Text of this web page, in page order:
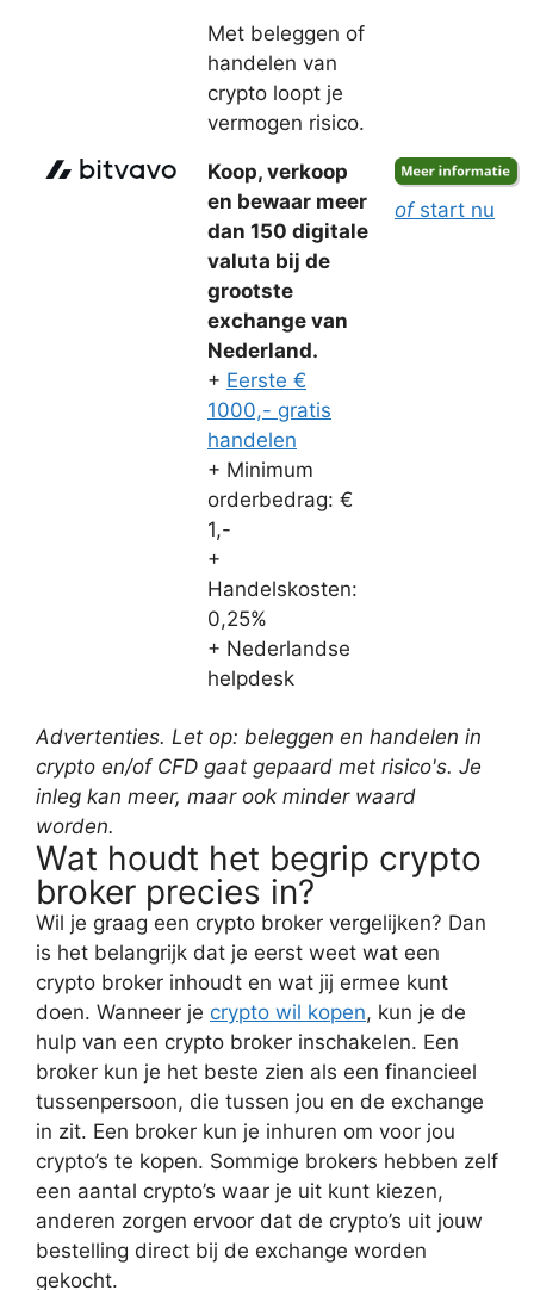
Met beleggen of
handelen van
crypto loopt je
vermogen risico.
Koop, verkoop
en bewaar meer
dan 150 digitale
valuta bij de
grootste
exchange van
Nederland.
+ Eerste €
1000,- gratis
handelen
+ Minimum
orderbedrag: €
1,-
+
Handelskosten:
0,25%
+ Nederlandse
helpdesk
ofstart nu
Advertenties. Let op: beleggen en handelen in
crypto en/of CFD gaat gepaard met risico's. Je
inleg kan meer, maar ook minder waard
worden.
Wat houdt het begrip crypto
broker precies in?
Wil je graag een crypto broker vergelijken? Dan
is het belangrijk dat je eerst weet wat een
crypto broker inhoudt en wat jij ermee kunt
doen. Wanneer je crypto wil kopen, kun je de
hulp van een crypto broker inschakelen. Een
broker kun je het beste zien als een financieel
tussenpersoon, die tussen jou en de exchange
in zit. Een broker kun je inhuren om voor jou
crypto’s te kopen. Sommige brokers hebben zelf
een aantal crypto’s waar je uit kunt kiezen,
anderen zorgen ervoor dat de crypto’s uit jouw
bestelling direct bij de exchange worden
gekocht.